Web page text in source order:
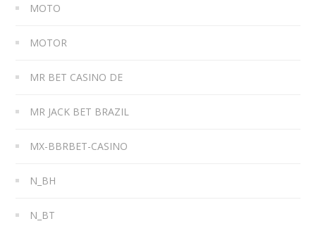
MOTO
MOTOR
MR BET CASINO DE
MR JACK BET BRAZIL
MX-BBRBET-CASINO
N_BH
N_BT